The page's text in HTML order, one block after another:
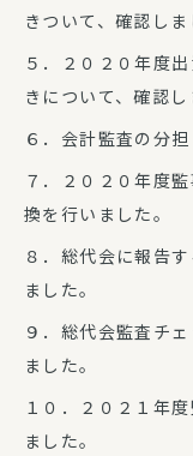
きついて、確認しま
５．２０２０年度
きについて、確認し
６．会計監査の分
７．２０２０年度
換を行いました。
８．総代会に報告
ました。
９．総代会監査チ
ました。
１０．２０２１年
ました。